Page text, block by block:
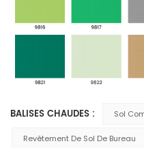
BALISES CHAUDES : Sol
Revêtement De Sol De Bureau